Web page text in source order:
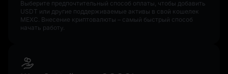
Выберите предпочтительный способ оплаты, чтобы добавить
USDT или другие поддерживаемые активы в свой кошелек
MEXC. Внесение криптовалюты – самый быстрый способ
начать работу.